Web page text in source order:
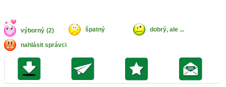
výborný (2) špatný dobrý, ale ...
nahlásit správci